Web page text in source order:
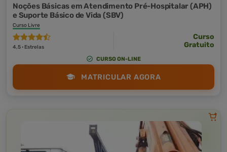
Noções Básicas em Atendimento Pré-Hospitalar (APH)
e Suporte Básico de Vida (SBV)
Curso Livre
4,5 · Estrelas
Curso
Gratuito
CURSO ON-LINE
MATRICULAR AGORA